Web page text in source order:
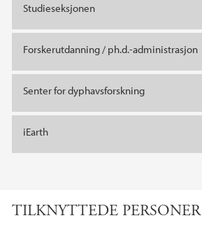
Studieseksjonen
Forskerutdanning / ph.d.-administrasjon
Senter for dyphavsforskning
iEarth
TILKNYTTEDE PERSONER